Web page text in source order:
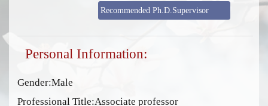
Recommended Ph.D.Supervisor
Personal Information:
Gender:Male
Professional Title:Associate professor